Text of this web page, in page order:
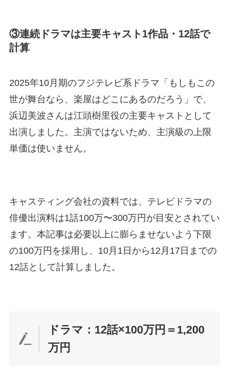
③連続ドラマは主要キャスト1作品・12話で
計算
2025年10月期のフジテレビ系ドラマ「もしもこの
世が舞台なら、楽屋はどこにあるのだろう」で、
浜辺美波さんは江頭樹里役の主要キャストとして
出演しました。主演ではないため、主演級の上限
単価は使いません。
キャスティング会社の資料では、テレビドラマの
俳優出演料は1話100万〜300万円が目安とされてい
ます。本記事は必要以上に膨らませないよう下限
の100万円を採用し、10月1日から12月17日までの
12話として計算しました。
ドラマ：12話×100万円＝1,200
万円